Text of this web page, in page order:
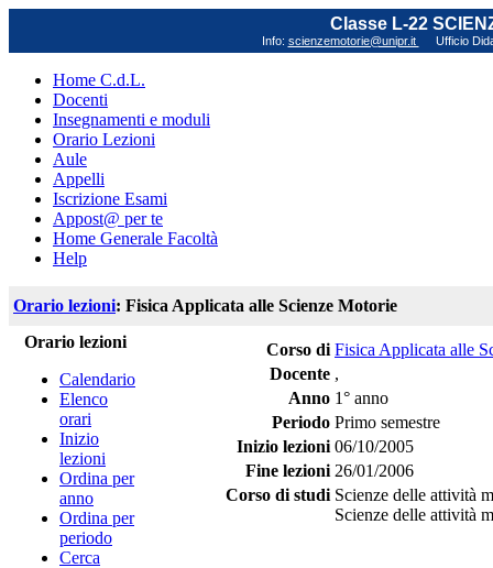
Classe L-22
Info: scienzemotorie@unipr.it Ufficio
Home C.d.L.
Docenti
Insegnamenti e moduli
Orario Lezioni
Aule
Appelli
Iscrizione Esami
Appost@ per te
Home Generale Facoltà
Help
Orario lezioni: Fisica Applicata alle Scienze Motorie
Orario lezioni
Calendario
Elenco
orari
Inizio
lezioni
Ordina per
anno
Ordina per
periodo
Cerca
Corso di Fisica Applicata alle
Docente ,
Anno 1° anno
Periodo Primo semestre
Inizio lezioni 06/10/2005
Fine lezioni 26/01/2006
Corso di studi Scienze delle attività
Scienze delle attività